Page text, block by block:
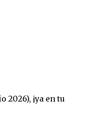
2026), ¡ya en tu